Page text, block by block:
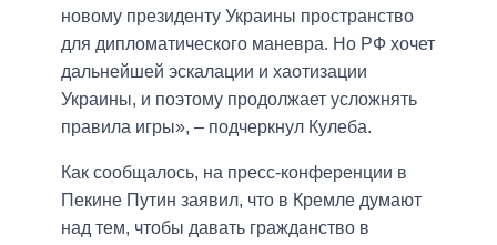
новому президенту Украины пространство
для дипломатического маневра. Но РФ хочет
дальнейшей эскалации и хаотизации
Украины, и поэтому продолжает усложнять
правила игры», – подчеркнул Кулеба.
Как сообщалось, на пресс-конференции в
Пекине Путин заявил, что в Кремле думают
над тем, чтобы давать гражданство в